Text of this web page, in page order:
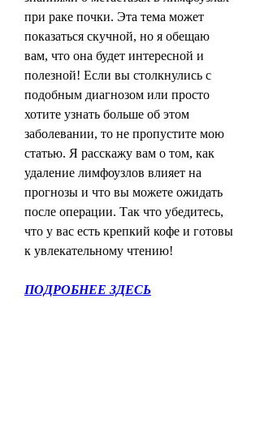
при раке почки. Эта тема может
показаться скучной, но я обещаю
вам, что она будет интересной и
полезной! Если вы столкнулись с
подобным диагнозом или просто
хотите узнать больше об этом
заболевании, то не пропустите мою
статью. Я расскажу вам о том, как
удаление лимфоузлов влияет на
прогнозы и что вы можете ожидать
после операции. Так что убедитесь,
что у вас есть крепкий кофе и готовы
к увлекательному чтению!
ПОДРОБНЕЕ ЗДЕСЬ